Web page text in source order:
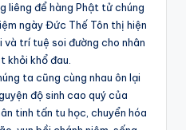
liêng để hàng Phật tử chúng
ngày Đức Thế Tôn thị hiện
và trí tuệ soi đường cho nhân
khỏi khổ đau.
ta cũng cùng nhau ôn lại
độ sinh cao quý của
tinh tấn tu học, chuyển hóa